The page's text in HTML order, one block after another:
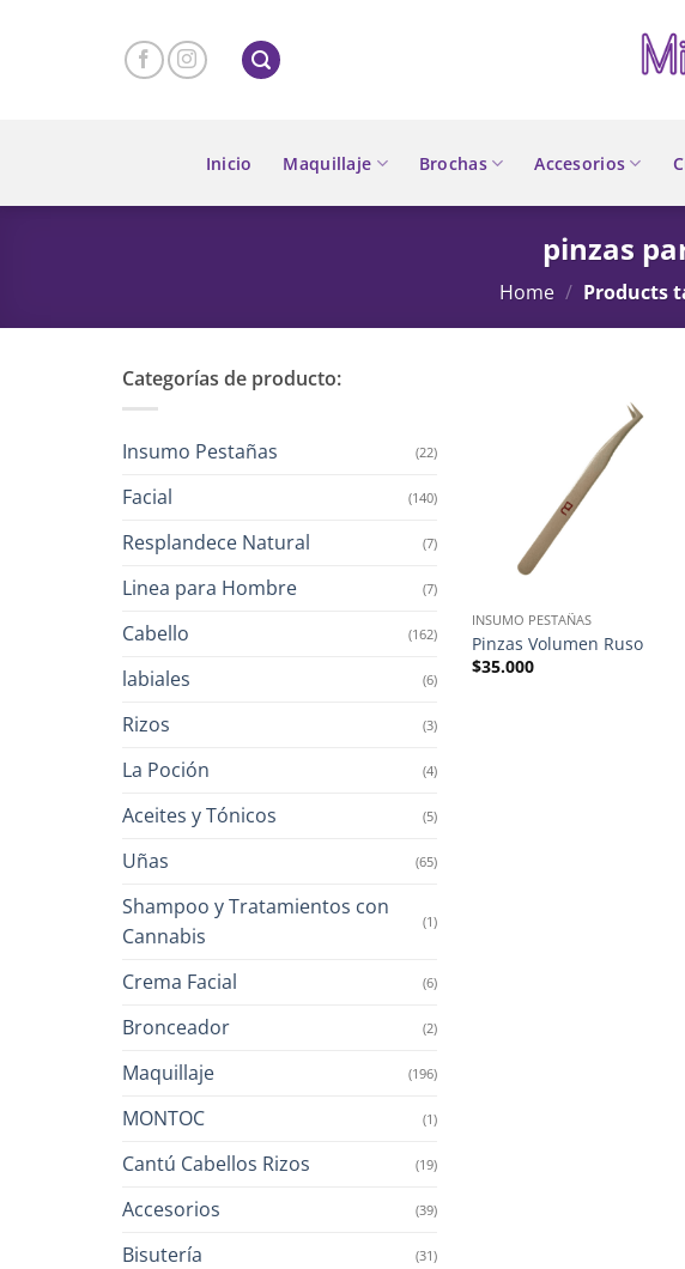
Inicio Maquillaje Brochas Accesorios
pinzas
Home / Products
Categorías de producto:
Insumo Pestañas (22)
Facial (140)
Resplandece Natural (7)
Linea para Hombre (7)
Cabello (162)
labiales (6)
Rizos (3)
La Poción (4)
Aceites y Tónicos (5)
Uñas (65)
Shampoo y Tratamientos con
Cannabis
(1)
Crema Facial (6)
Bronceador (2)
Maquillaje (196)
MONTOC (1)
Cantú Cabellos Rizos (19)
Accesorios (39)
Bisutería (31)
INSUMO PESTAÑAS
Pinzas Volumen Ruso
$35.000